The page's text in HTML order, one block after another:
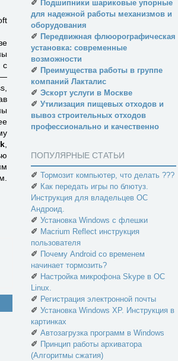
—
✐ Подшипники шариковые упорные
для надежной работы механизмов и
оборудования
✐ Передвижная флюорографическая
установка: современные
возможности
✐ Преимущества работы в группе
компаний Лакталис
✐ Эскорт услуги в Москве
✐ Утилизация пищевых отходов и
вывоз строительных отходов
профессионально и качественно
ПОПУЛЯРНЫЕ СТАТЬИ
✐ Тормозит компьютер, что делать ???
✐ Как передать игры по блютуз.
Инструкция для владельцев ОС
Андроид.
✐ Установка Windows с флешки
✐ Macrium Reflect инструкция
пользователя
✐ Почему Android со временем
начинает тормозить?
✐ Настройка микрофона Skype в ОС
Linux.
✐ Регистрация электронной почты
✐ Установка Windows XP. Инструкция в
картинках
✐ Автозагрузка программ в Windows
✐ Принцип работы архиватора
(Алгоритмы сжатия)